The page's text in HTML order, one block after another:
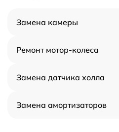
Замена камеры
Ремонт мотор-колеса
Замена датчика холла
Замена амортизаторов